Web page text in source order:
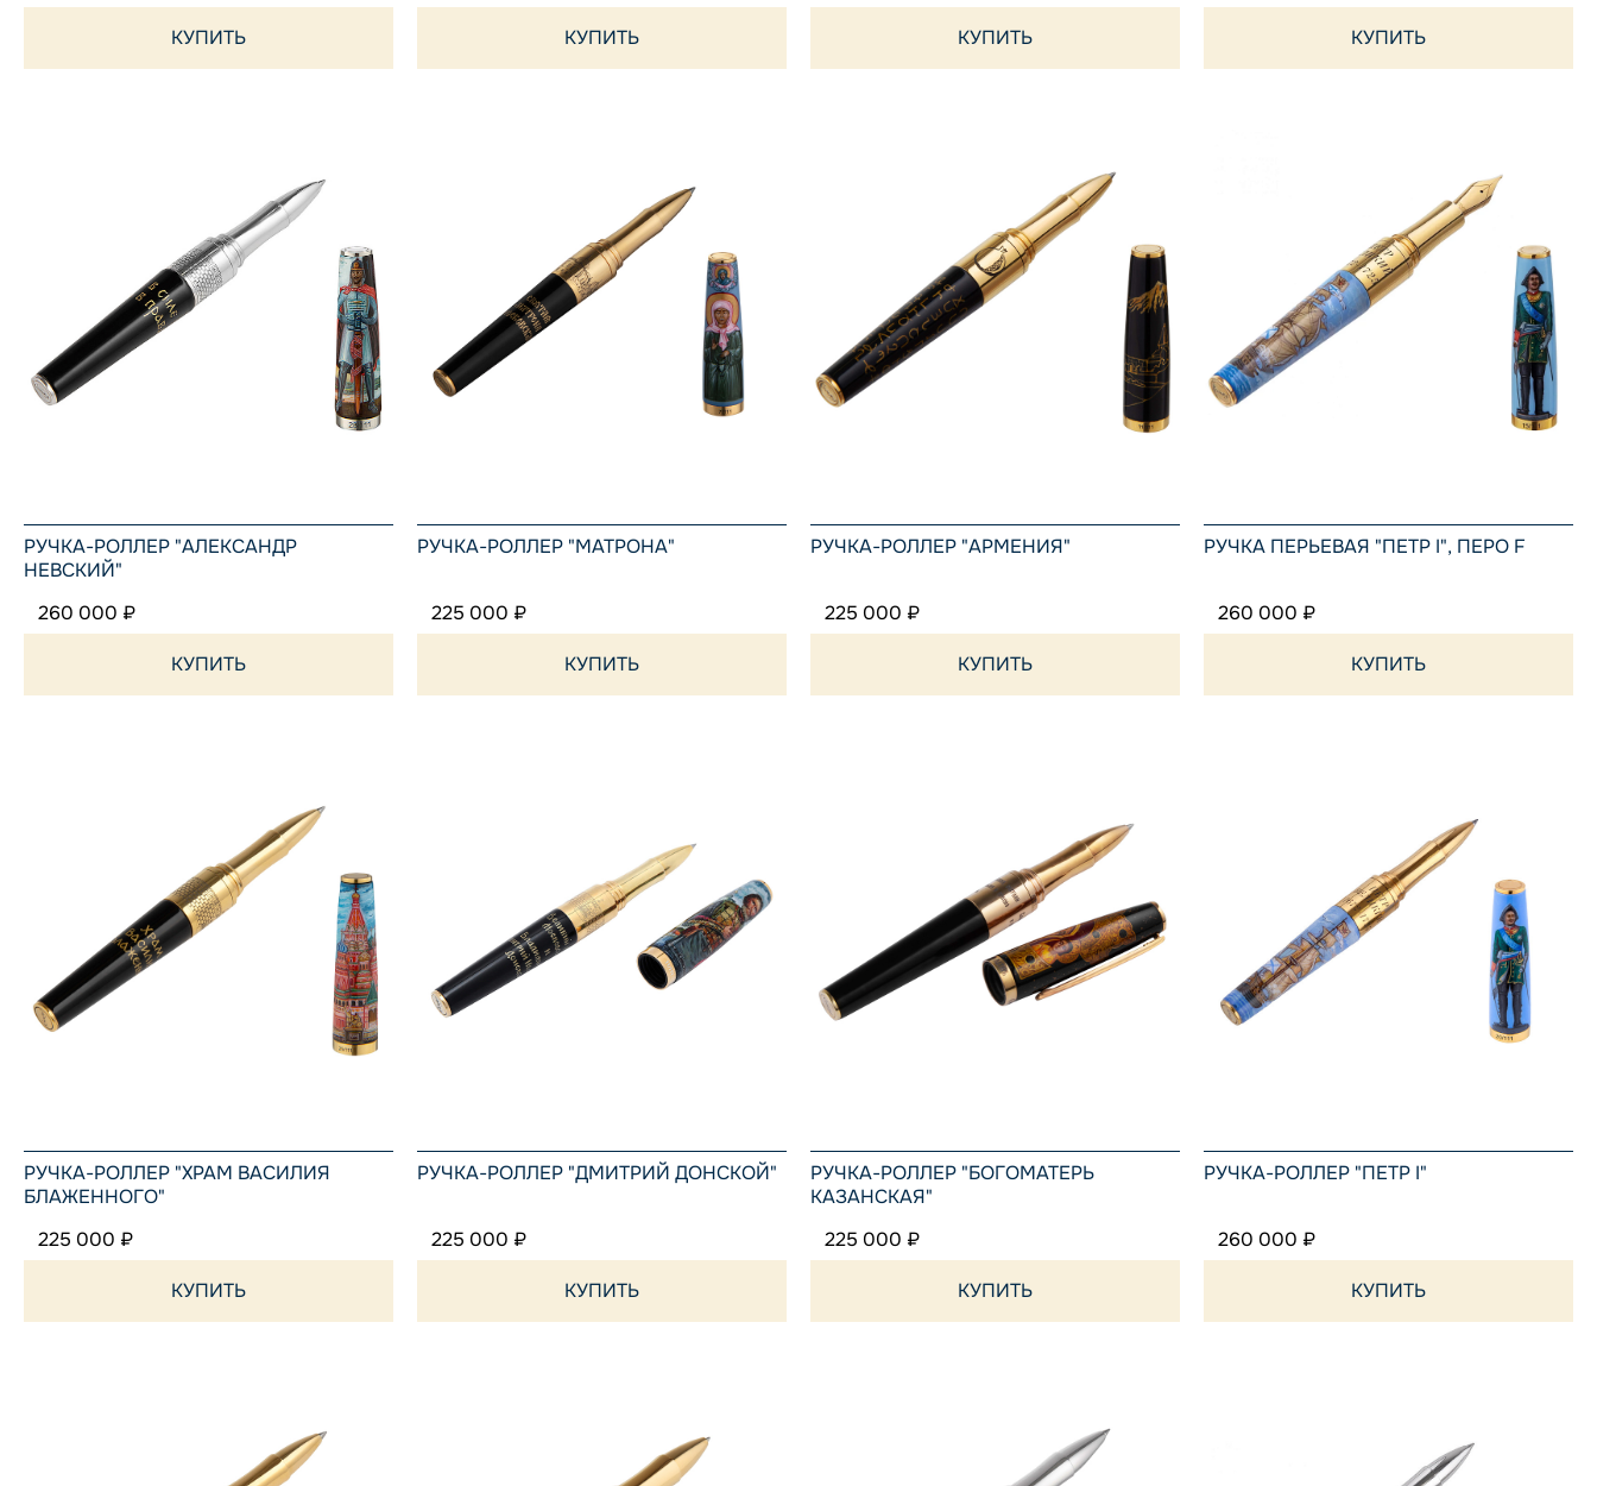
КУПИТЬ КУПИТЬ КУПИТЬ КУПИТЬ
РУЧКА-РОЛЛЕР "АЛЕКСАНДР
НЕВСКИЙ"
260 000 ₽
КУПИТЬ
РУЧКА-РОЛЛЕР "МАТРОНА"
225 000 ₽
КУПИТЬ
РУЧКА-РОЛЛЕР "АРМЕНИЯ"
225 000 ₽
КУПИТЬ
РУЧКА ПЕРЬЕВАЯ "ПЕТР I", ПЕРО F
260 000 ₽
КУПИТЬ
РУЧКА-РОЛЛЕР "ХРАМ ВАСИЛИЯ
БЛАЖЕННОГО"
225 000 ₽
КУПИТЬ
РУЧКА-РОЛЛЕР "ДМИТРИЙ ДОНСКОЙ"
225 000 ₽
КУПИТЬ
РУЧКА-РОЛЛЕР "БОГОМАТЕРЬ
КАЗАНСКАЯ"
225 000 ₽
КУПИТЬ
РУЧКА-РОЛЛЕР "ПЕТР I"
260 000 ₽
КУПИТЬ